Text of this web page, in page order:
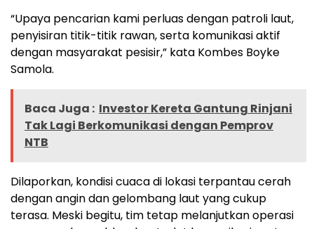
“Upaya pencarian kami perluas dengan patroli laut,
penyisiran titik-titik rawan, serta komunikasi aktif
dengan masyarakat pesisir,” kata Kombes Boyke
Samola.
Baca Juga : Investor Kereta Gantung Rinjani
Tak Lagi Berkomunikasi dengan Pemprov
NTB
Dilaporkan, kondisi cuaca di lokasi terpantau cerah
dengan angin dan gelombang laut yang cukup
terasa. Meski begitu, tim tetap melanjutkan operasi